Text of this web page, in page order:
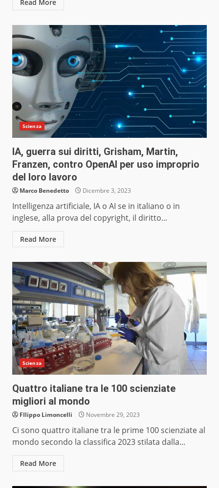
Read More
Scienza
IA, guerra sui diritti, Grisham, Martin,
Franzen, contro OpenAI per uso improprio
del loro lavoro
Marco Benedetto Dicembre 3, 2023
Intelligenza artificiale, IA o AI se in italiano o in
inglese, alla prova del copyright, il diritto...
Read More
Scienza
Quattro italiane tra le 100 scienziate
migliori al mondo
FIlippo Limoncelli Novembre 29, 2023
Ci sono quattro italiane tra le prime 100 scienziate al
mondo secondo la classifica 2023 stilata dalla...
Read More